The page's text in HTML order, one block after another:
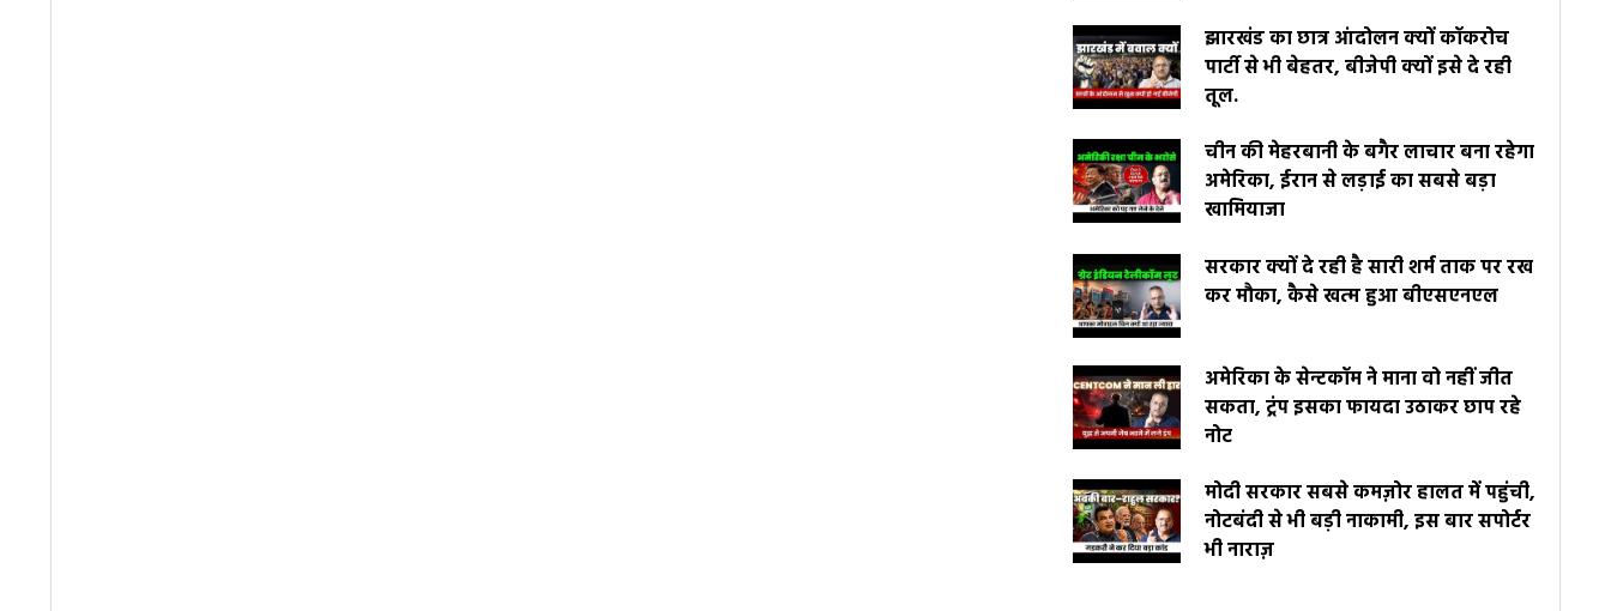
झारखंड का छात्र आंदोलन क्यों कॉकरोच
पार्टी से भी बेहतर, बीजेपी क्यों इसे दे रही
तूल.
चीन की मेहरबानी के बगैर लाचार बना रहेगा
अमेरिका, ईरान से लड़ाई का सबसे बड़ा
खामियाजा
सरकार क्यों दे रही है सारी शर्म ताक पर रख
कर मौका, कैसे खत्म हुआ बीएसएनएल
अमेरिका के सेन्टकॉम ने माना वो नहीं जीत
सकता, ट्रंप इसका फायदा उठाकर छाप रहे
नोट
मोदी सरकार सबसे कमज़ोर हालत में पहुंची,
नोटबंदी से भी बड़ी नाकामी, इस बार सपोर्टर
भी नाराज़